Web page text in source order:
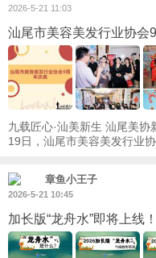
2026-5-21 11:03
汕尾市美容美发行业协会
九载匠心·汕美新生 汕尾美
19日，汕尾市美容美发行业
章鱼小王子
2026-5-21 10:45
加长版“龙舟水”即将上线